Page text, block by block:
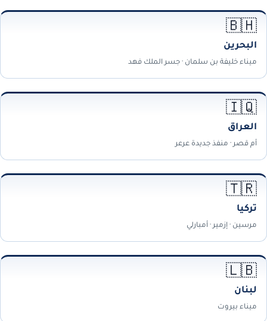
🇧🇭
البحرين
ميناء خليفة بن سلمان · جسر الملك فهد
🇮🇶
العراق
أم قصر · منفذ جديدة عرعر
🇹🇷
تركيا
مرسين · إزمير · أمبارلي
🇱🇧
لبنان
ميناء بيروت